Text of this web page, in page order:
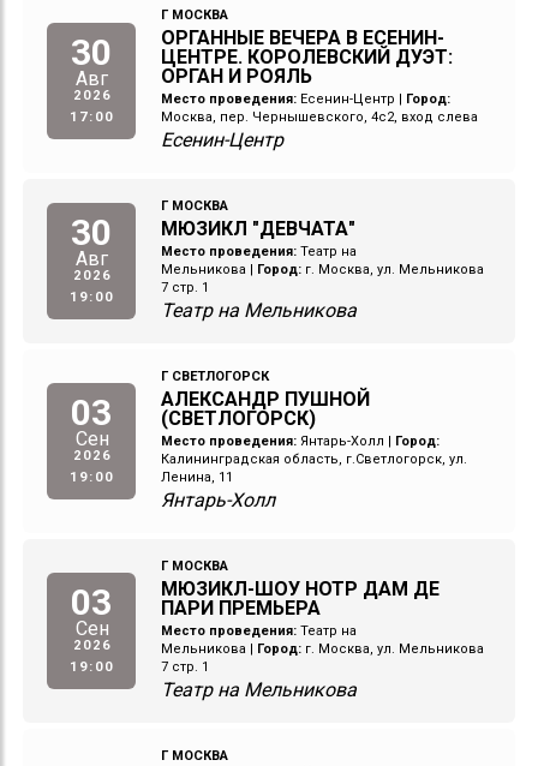
30
Авг
2026
17:00
Г МОСКВА
ОРГАННЫЕ ВЕЧЕРА В ЕСЕНИН-
ЦЕНТРЕ. КОРОЛЕВСКИЙ ДУЭТ:
ОРГАН И РОЯЛЬ
Место проведения: Есенин-Центр
Город:
Москва, пер. Чернышевского, 4с2, вход слева
Есенин-Центр
30
Авг
2026
19:00
Г МОСКВА
МЮЗИКЛ "ДЕВЧАТА"
Место проведения: Театр на
Мельникова
Город: г. Москва, ул. Мельникова
7 стр. 1
Театр на Мельникова
03
Сен
2026
19:00
Г СВЕТЛОГОРСК
АЛЕКСАНДР ПУШНОЙ
(СВЕТЛОГОРСК)
Место проведения: Янтарь-Холл
Город:
Калининградская область, г.Светлогорск, ул.
Ленина, 11
Янтарь-Холл
03
Сен
2026
19:00
Г МОСКВА
МЮЗИКЛ-ШОУ НОТР ДАМ ДЕ
ПАРИ ПРЕМЬЕРА
Место проведения: Театр на
Мельникова
Город: г. Москва, ул. Мельникова
7 стр. 1
Театр на Мельникова
Г МОСКВА